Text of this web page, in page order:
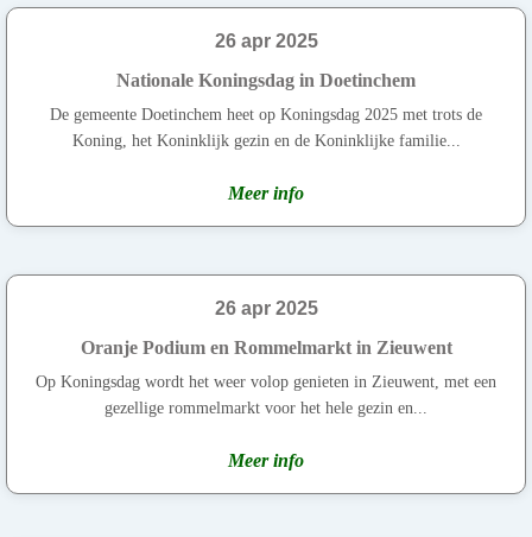
26 apr 2025
Nationale Koningsdag in Doetinchem
De gemeente Doetinchem heet op Koningsdag 2025 met trots de
Koning, het Koninklijk gezin en de Koninklijke familie...
Meer info
26 apr 2025
Oranje Podium en Rommelmarkt in Zieuwent
Op Koningsdag wordt het weer volop genieten in Zieuwent, met een
gezellige rommelmarkt voor het hele gezin en...
Meer info